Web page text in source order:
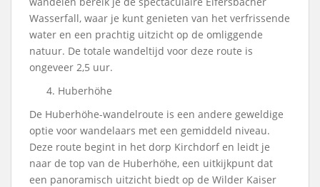
Wasserfall, waar je kunt genieten van het verfrissende
water en een prachtig uitzicht op de omliggende
natuur. De totale wandeltijd voor deze route is
ongeveer 2,5 uur.
Huberhöhe
De Huberhöhe-wandelroute is een andere geweldige
optie voor wandelaars met een gemiddeld niveau.
Deze route begint in het dorp Kirchdorf en leidt je
naar de top van de Huberhöhe, een uitkijkpunt dat
een panoramisch uitzicht biedt op de Wilder Kaiser